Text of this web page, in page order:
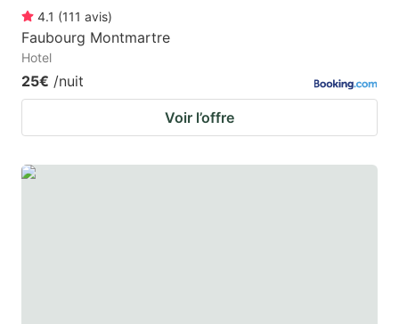
4.1 (111 avis)
Faubourg Montmartre
Hotel
25€ /nuit
Voir l’offre